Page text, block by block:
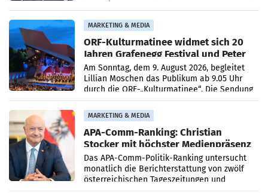
MARKETING & MEDIA
ORF-Kulturmatinee widmet sich 20
Jahren Grafenegg Festival und Peter
Simonischek
Am Sonntag, dem 9. August 2026, begleitet
Lillian Moschen das Publikum ab 9.05 Uhr
durch die ORF-„Kulturmatinee“. Die Sendung
startet mit der Dokumentation „20 Jahre
Grafenegg
MARKETING & MEDIA
APA-Comm-Ranking: Christian
Stocker mit höchster Medienpräsenz
im Juli
Das APA-Comm-Politik-Ranking untersucht
monatlich die Berichterstattung von zwölf
österreichischen Tageszeitungen und
analysiert, welche Politikerinnen und